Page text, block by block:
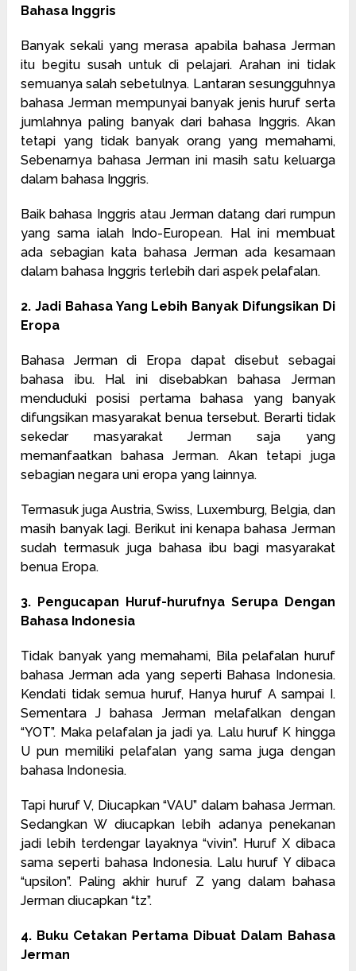
Bahasa Inggris
Banyak sekali yang merasa apabila bahasa Jerman
itu begitu susah untuk di pelajari. Arahan ini tidak
semuanya salah sebetulnya. Lantaran sesungguhnya
bahasa Jerman mempunyai banyak jenis huruf serta
jumlahnya paling banyak dari bahasa Inggris. Akan
tetapi yang tidak banyak orang yang memahami,
Sebenarnya bahasa Jerman ini masih satu keluarga
dalam bahasa Inggris.
Baik bahasa Inggris atau Jerman datang dari rumpun
yang sama ialah Indo-European. Hal ini membuat
ada sebagian kata bahasa Jerman ada kesamaan
dalam bahasa Inggris terlebih dari aspek pelafalan.
2. Jadi Bahasa Yang Lebih Banyak Difungsikan Di
Eropa
Bahasa Jerman di Eropa dapat disebut sebagai
bahasa ibu. Hal ini disebabkan bahasa Jerman
menduduki posisi pertama bahasa yang banyak
difungsikan masyarakat benua tersebut. Berarti tidak
sekedar masyarakat Jerman saja yang
memanfaatkan bahasa Jerman. Akan tetapi juga
sebagian negara uni eropa yang lainnya.
Termasuk juga Austria, Swiss, Luxemburg, Belgia, dan
masih banyak lagi. Berikut ini kenapa bahasa Jerman
sudah termasuk juga bahasa ibu bagi masyarakat
benua Eropa.
3. Pengucapan Huruf-hurufnya Serupa Dengan
Bahasa Indonesia
Tidak banyak yang memahami, Bila pelafalan huruf
bahasa Jerman ada yang seperti Bahasa Indonesia.
Kendati tidak semua huruf, Hanya huruf A sampai I.
Sementara J bahasa Jerman melafalkan dengan
“YOT”. Maka pelafalan ja jadi ya. Lalu huruf K hingga
U pun memiliki pelafalan yang sama juga dengan
bahasa Indonesia.
Tapi huruf V, Diucapkan “VAU” dalam bahasa Jerman.
Sedangkan W diucapkan lebih adanya penekanan
jadi lebih terdengar layaknya “vivin”. Huruf X dibaca
sama seperti bahasa Indonesia. Lalu huruf Y dibaca
“upsilon”. Paling akhir huruf Z yang dalam bahasa
Jerman diucapkan “tz”.
4. Buku Cetakan Pertama Dibuat Dalam Bahasa
Jerman